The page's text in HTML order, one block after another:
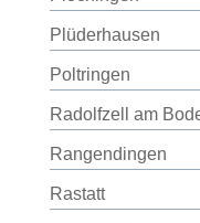
Plüderhausen
Poltringen
Radolfzell am
Rangendingen
Rastatt